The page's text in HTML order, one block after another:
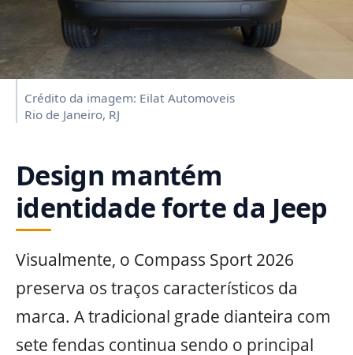
Crédito da imagem: Eilat Automoveis
Rio de Janeiro, RJ
Design mantém
identidade forte da Jeep
Visualmente, o Compass Sport 2026
preserva os traços característicos da
marca. A tradicional grade dianteira com
sete fendas continua sendo o principal